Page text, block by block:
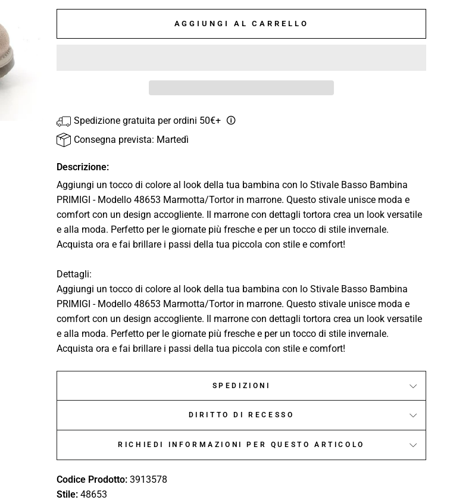
AGGIUNGI AL CARRELLO
Spedizione gratuita per ordini 50€+ 🛈
Consegna prevista: Martedì
Descrizione:
Aggiungi un tocco di colore al look della tua bambina con lo Stivale Basso Bambina
PRIMIGI - Modello 48653 Marmotta/Tortor in marrone. Questo stivale unisce moda e
comfort con un design accogliente. Il marrone con dettagli tortora crea un look versatile
e alla moda. Perfetto per le giornate più fresche e per un tocco di stile invernale.
Acquista ora e fai brillare i passi della tua piccola con stile e comfort!
Dettagli:
Aggiungi un tocco di colore al look della tua bambina con lo Stivale Basso Bambina
PRIMIGI - Modello 48653 Marmotta/Tortor in marrone. Questo stivale unisce moda e
comfort con un design accogliente. Il marrone con dettagli tortora crea un look versatile
e alla moda. Perfetto per le giornate più fresche e per un tocco di stile invernale.
Acquista ora e fai brillare i passi della tua piccola con stile e comfort!
SPEDIZIONI
DIRITTO DI RECESSO
RICHIEDI INFORMAZIONI PER QUESTO ARTICOLO
Codice Prodotto: 3913578
Stile: 48653